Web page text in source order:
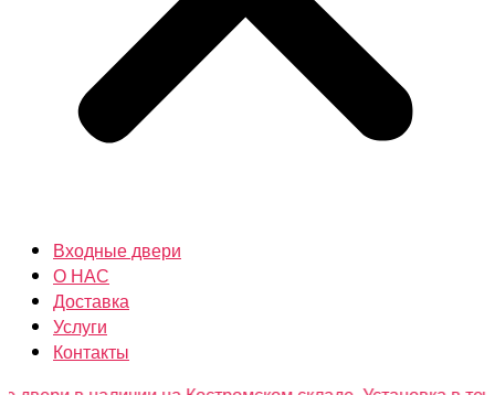
Входные двери
О НАС
Доставка
Услуги
Контакты